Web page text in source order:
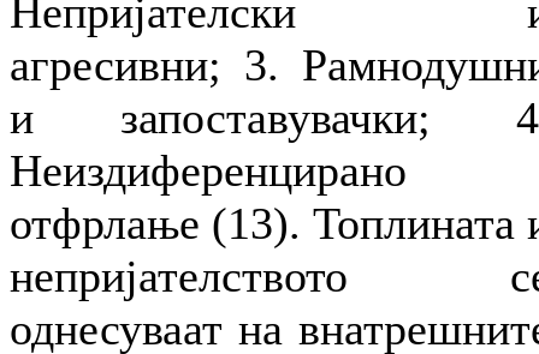
Непријателски
агресивни; 3.
и запоставувачки;
Неиздиференцирано
отфрлање (13). Топлината
непријателството
однесуваат на